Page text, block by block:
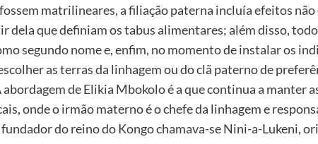
fossem matrilineares, a filiação paterna incluía efeitos
dela que definiam os tabus alimentares; além disso,
segundo nome e, enfim, no momento de instalar os
as terras da linhagem ou do clã paterno de
de Elikia Mbokolo é a que continua a manter
onde o irmão materno é o chefe da linhagem e
do reino do Kongo chamava-se Nini-a-Lukeni,